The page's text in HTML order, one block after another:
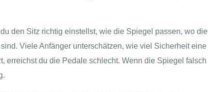
den Sitz richtig einstellst, wie die Spiegel passen, wo die
Viele Anfänger unterschätzen, wie viel Sicherheit eine
erreichst du die Pedale schlecht. Wenn die Spiegel falsch